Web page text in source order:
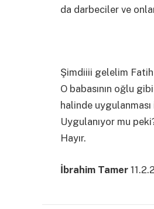
da darbeciler ve
Şimdiiii gelelim Fatih
O babasının oğlu
halinde
Uygulanıyor mu
Hayır.
İbrahim Tamer